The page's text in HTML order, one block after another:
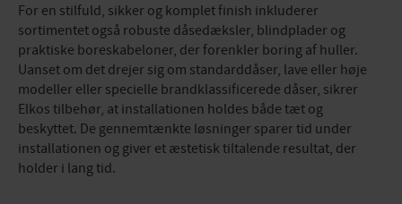
For en stilfuld, sikker og komplet finish inkluderer
sortimentet også robuste dåsedæksler, blindplader og
praktiske boreskabeloner, der forenkler boring af huller.
Uanset om det drejer sig om standarddåser, lave eller høje
modeller eller specielle brandklassificerede dåser, sikrer
Elkos tilbehør, at installationen holdes både tæt og
beskyttet. De gennemtænkte løsninger sparer tid under
installationen og giver et æstetisk tiltalende resultat, der
holder i lang tid.